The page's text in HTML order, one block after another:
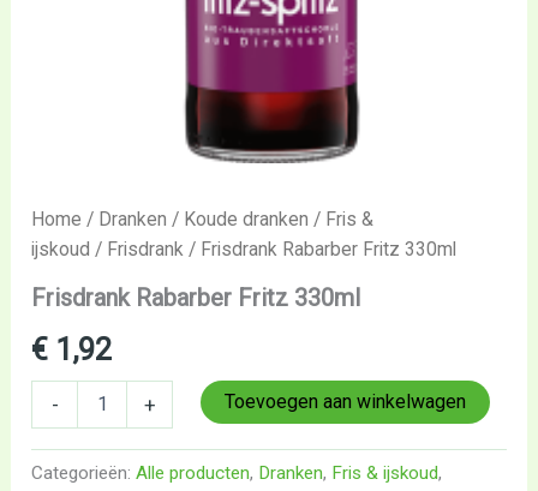
Home / Dranken / Koude dranken / Fris &
ijskoud / Frisdrank / Frisdrank Rabarber Fritz 330ml
Frisdrank Rabarber Fritz 330ml
€ 1,92
- + Toevoegen aan winkelwagen
Categorieën:Alle producten, Dranken, Fris & ijskoud,